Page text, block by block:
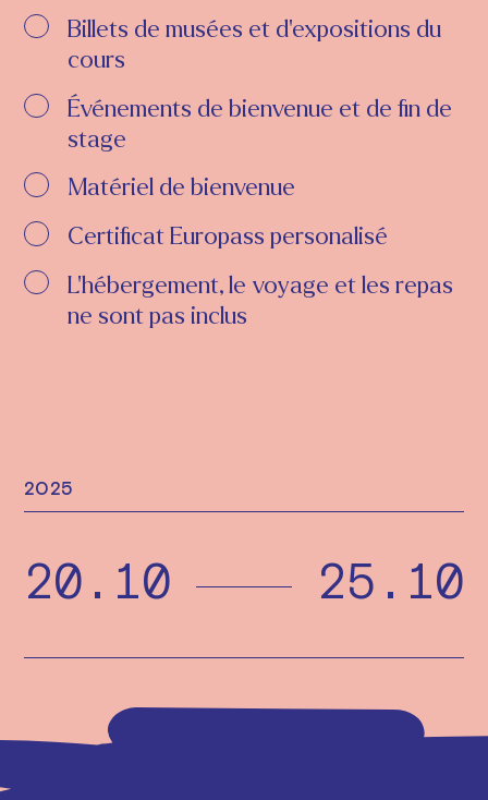
Billets de musées et d'expositions du
cours
Événements de bienvenue et de fin de
stage
Matériel de bienvenue
Certificat Europass personalisé
L'hébergement, le voyage et les repas
ne sont pas inclus
2025
20.10 25.10